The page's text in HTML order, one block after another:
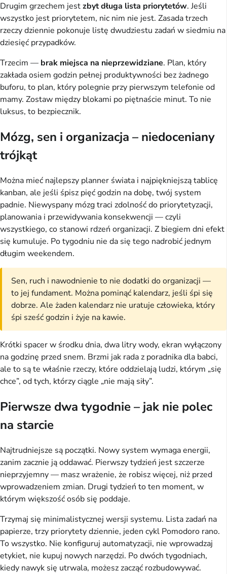
Drugim grzechem jestzbyt długa lista priorytetów. Jeśli
wszystko jest priorytetem, nic nim nie jest. Zasada trzech
rzeczy dziennie pokonuje listę dwudziestu zadań w siedmiu na
dziesięć przypadków.
Trzecim — brak miejsca na nieprzewidziane. Plan, który
zakłada osiem godzin pełnej produktywności bez żadnego
buforu, to plan, który polegnie przy pierwszym telefonie od
mamy. Zostaw między blokami po piętnaście minut. To nie
luksus, to bezpiecznik.
Mózg, sen i organizacja – niedoceniany
trójkąt
Można mieć najlepszy planner świata i najpiękniejszą tablicę
kanban, ale jeśli śpisz pięć godzin na dobę, twój system
padnie. Niewyspany mózg traci zdolność do priorytetyzacji,
planowania i przewidywania konsekwencji — czyli
wszystkiego, co stanowi rdzeń organizacji. Z biegiem dni efekt
się kumuluje. Po tygodniu nie da się tego nadrobić jednym
długim weekendem.
Sen, ruch i nawodnienie to nie dodatki do organizacji —
to jej fundament. Można pominąć kalendarz, jeśli śpi się
dobrze. Ale żaden kalendarz nie uratuje człowieka, który
śpi sześć godzin i żyje na kawie.
Krótki spacer w środku dnia, dwa litry wody, ekran wyłączony
na godzinę przed snem. Brzmi jak rada z poradnika dla babci,
ale to są te właśnie rzeczy, które oddzielają ludzi, którym „się
chce”, od tych, którzy ciągle „nie mają siły”.
Pierwsze dwa tygodnie – jak nie polec
na starcie
Najtrudniejsze są początki. Nowy system wymaga energii,
zanim zacznie ją oddawać. Pierwszy tydzień jest szczerze
nieprzyjemny — masz wrażenie, że robisz więcej, niż przed
wprowadzeniem zmian. Drugi tydzień to ten moment, w
którym większość osób się poddaje.
Trzymaj się minimalistycznej wersji systemu. Lista zadań na
papierze, trzy priorytety dziennie, jeden cykl Pomodoro rano.
To wszystko. Nie konfiguruj automatyzacji, nie wprowadzaj
etykiet, nie kupuj nowych narzędzi. Po dwóch tygodniach,
kiedy nawyk się utrwala, możesz zacząć rozbudowywać.